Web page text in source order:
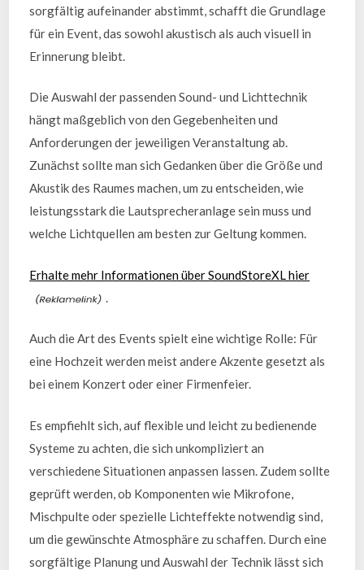
sorgfältig aufeinander abstimmt, schafft die Grundlage
für ein Event, das sowohl akustisch als auch visuell in
Erinnerung bleibt.
Die Auswahl der passenden Sound- und Lichttechnik
hängt maßgeblich von den Gegebenheiten und
Anforderungen der jeweiligen Veranstaltung ab.
Zunächst sollte man sich Gedanken über die Größe und
Akustik des Raumes machen, um zu entscheiden, wie
leistungsstark die Lautsprecheranlage sein muss und
welche Lichtquellen am besten zur Geltung kommen.
Erhalte mehr Informationen über SoundStoreXL hier
Auch die Art des Events spielt eine wichtige Rolle: Für
eine Hochzeit werden meist andere Akzente gesetzt als
bei einem Konzert oder einer Firmenfeier.
Es empfiehlt sich, auf flexible und leicht zu bedienende
Systeme zu achten, die sich unkompliziert an
verschiedene Situationen anpassen lassen. Zudem sollte
geprüft werden, ob Komponenten wie Mikrofone,
Mischpulte oder spezielle Lichteffekte notwendig sind,
um die gewünschte Atmosphäre zu schaffen. Durch eine
sorgfältige Planung und Auswahl der Technik lässt sich